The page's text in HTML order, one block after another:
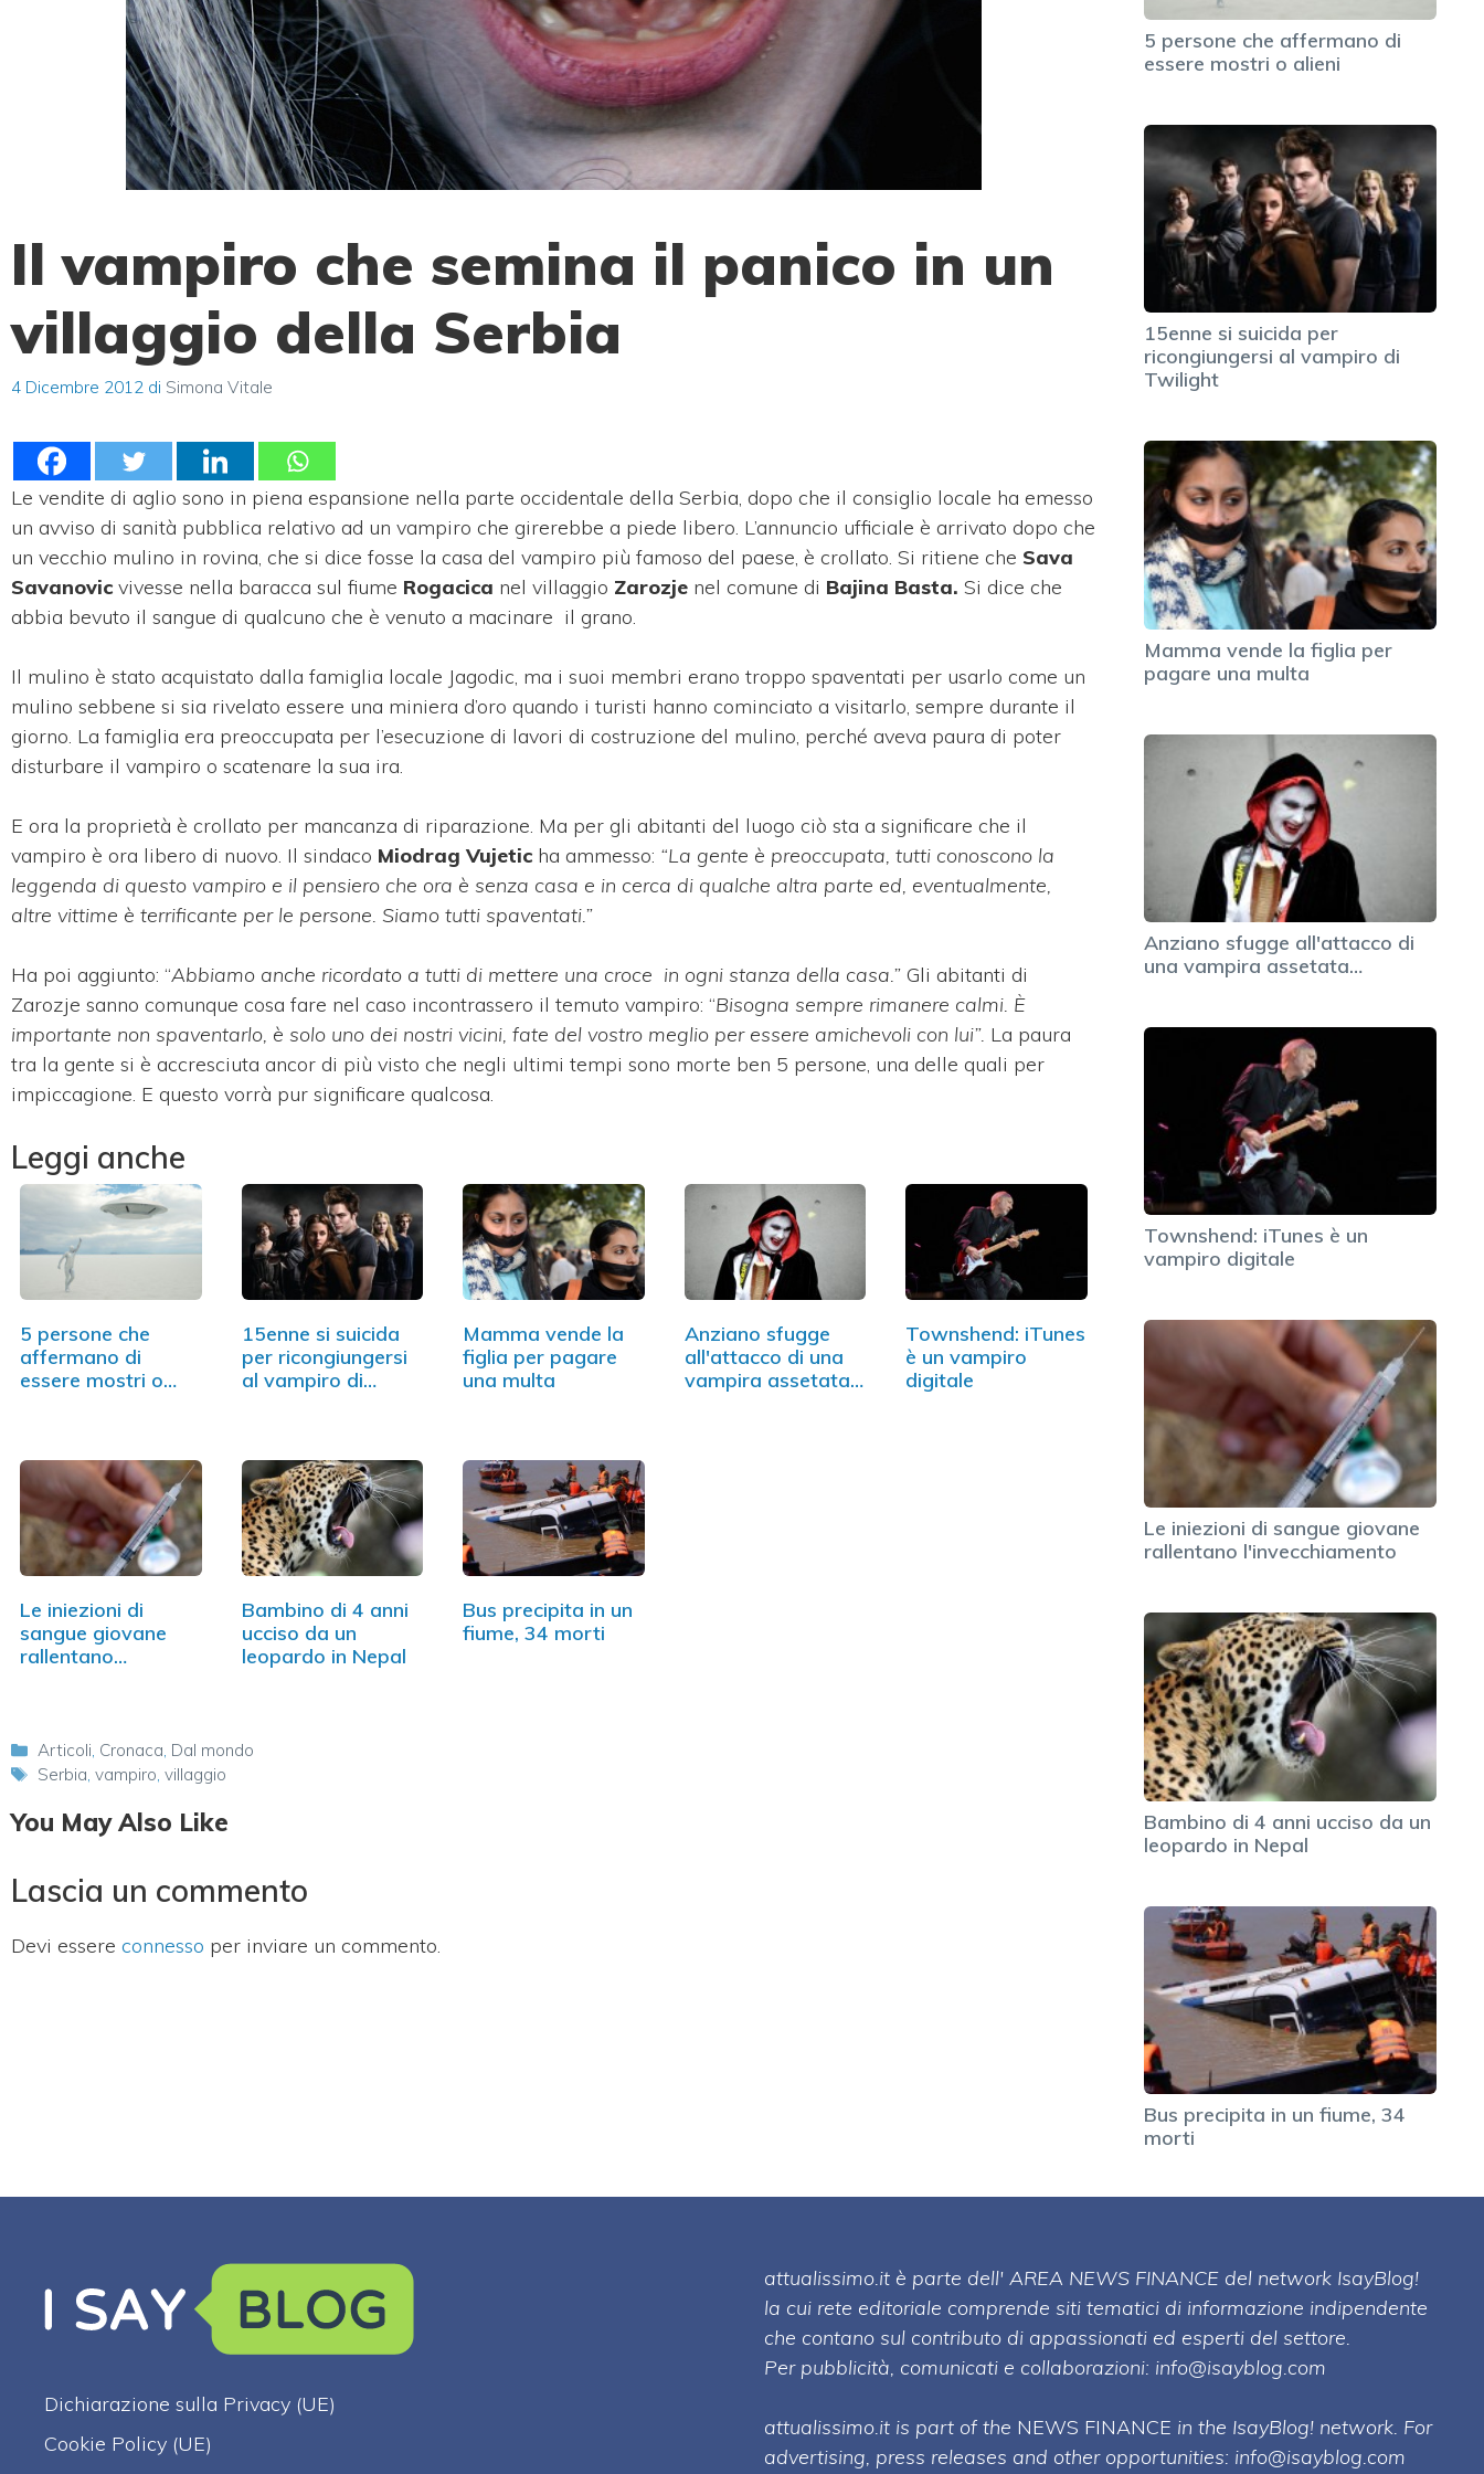
Il vampiro che semina il panico in un
villaggio della Serbia
4 Dicembre 2012 di Simona Vitale
Le vendite di aglio sono in piena espansione nella parte occidentale della Serbia, dopo che il consiglio locale ha emesso
un avviso di sanità pubblica relativo ad un vampiro che girerebbe a piede libero. L’annuncio ufficiale è arrivato dopo che
un vecchio mulino in rovina, che si dice fosse la casa del vampiro più famoso del paese, è crollato. Si ritiene che Sava
Savanovic vivesse nella baracca sul fiume Rogacica nel villaggio Zarozje nel comune di Bajina Basta. Si dice che
abbia bevuto il sangue di qualcuno che è venuto a macinare il grano.
Il mulino è stato acquistato dalla famiglia locale Jagodic, ma i suoi membri erano troppo spaventati per usarlo come un
mulino sebbene si sia rivelato essere una miniera d’oro quando i turisti hanno cominciato a visitarlo, sempre durante il
giorno. La famiglia era preoccupata per l’esecuzione di lavori di costruzione del mulino, perché aveva paura di poter
disturbare il vampiro o scatenare la sua ira.
E ora la proprietà è crollato per mancanza di riparazione. Ma per gli abitanti del luogo ciò sta a significare che il
vampiro è ora libero di nuovo. Il sindaco Miodrag Vujetic ha ammesso: “La gente è preoccupata, tutti conoscono la
leggenda di questo vampiro e il pensiero che ora è senza casa e in cerca di qualche altra parte ed, eventualmente,
altre vittime è terrificante per le persone. Siamo tutti spaventati.”
Ha poi aggiunto: “Abbiamo anche ricordato a tutti di mettere una croce in ogni stanza della casa.” Gli abitanti di
Zarozje sanno comunque cosa fare nel caso incontrassero il temuto vampiro: “Bisogna sempre rimanere calmi. È
importante non spaventarlo, è solo uno dei nostri vicini, fate del vostro meglio per essere amichevoli con lui”. La paura
tra la gente si è accresciuta ancor di più visto che negli ultimi tempi sono morte ben 5 persone, una delle quali per
impiccagione. E questo vorrà pur significare qualcosa.
Leggi anche
5 persone che
affermano di
essere mostri o
15enne si suicida
per ricongiungersi
al vampiro di
Mamma vende la
figlia per pagare
una multa
Anziano sfugge
all'attacco di una
vampira assetata…
Townshend: iTunes
è un vampiro
digitale
Le iniezioni di
sangue giovane
rallentano
Bambino di 4 anni
ucciso da un
leopardo in Nepal
Bus precipita in un
fiume, 34 morti
Categorie
Articoli, Cronaca, Dal mondo
Tag
Serbia,vampiro,villaggio
You May Also Like
Lascia un commento
Devi essere connesso per inviare un commento.
5 persone che affermano di
essere mostri o alieni
15enne si suicida per
ricongiungersi al vampiro di
Twilight
Mamma vende la figlia per
pagare una multa
Anziano sfugge all'attacco di
una vampira assetata…
Townshend: iTunes è un
vampiro digitale
Le iniezioni di sangue giovane
rallentano l'invecchiamento
Bambino di 4 anni ucciso da un
leopardo in Nepal
Bus precipita in un fiume, 34
morti
Dichiarazione sulla Privacy (UE)
Cookie Policy (UE)
attualissimo.it è parte dell' AREA NEWS FINANCE del network IsayBlog!
la cui rete editoriale comprende siti tematici di informazione indipendente
che contano sul contributo di appassionati ed esperti del settore.
Per pubblicità, comunicati e collaborazioni: info@isayblog.com
attualissimo.it is part of the NEWS FINANCE in the IsayBlog! network. For
advertising, press releases and other opportunities: info@isayblog.com